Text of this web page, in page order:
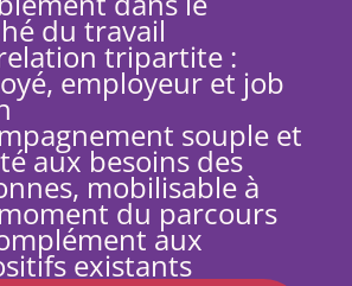
du travail
tripartite :
employeur et job
souple et
aux besoins des
mobilisable à
du parcours
aux
existants